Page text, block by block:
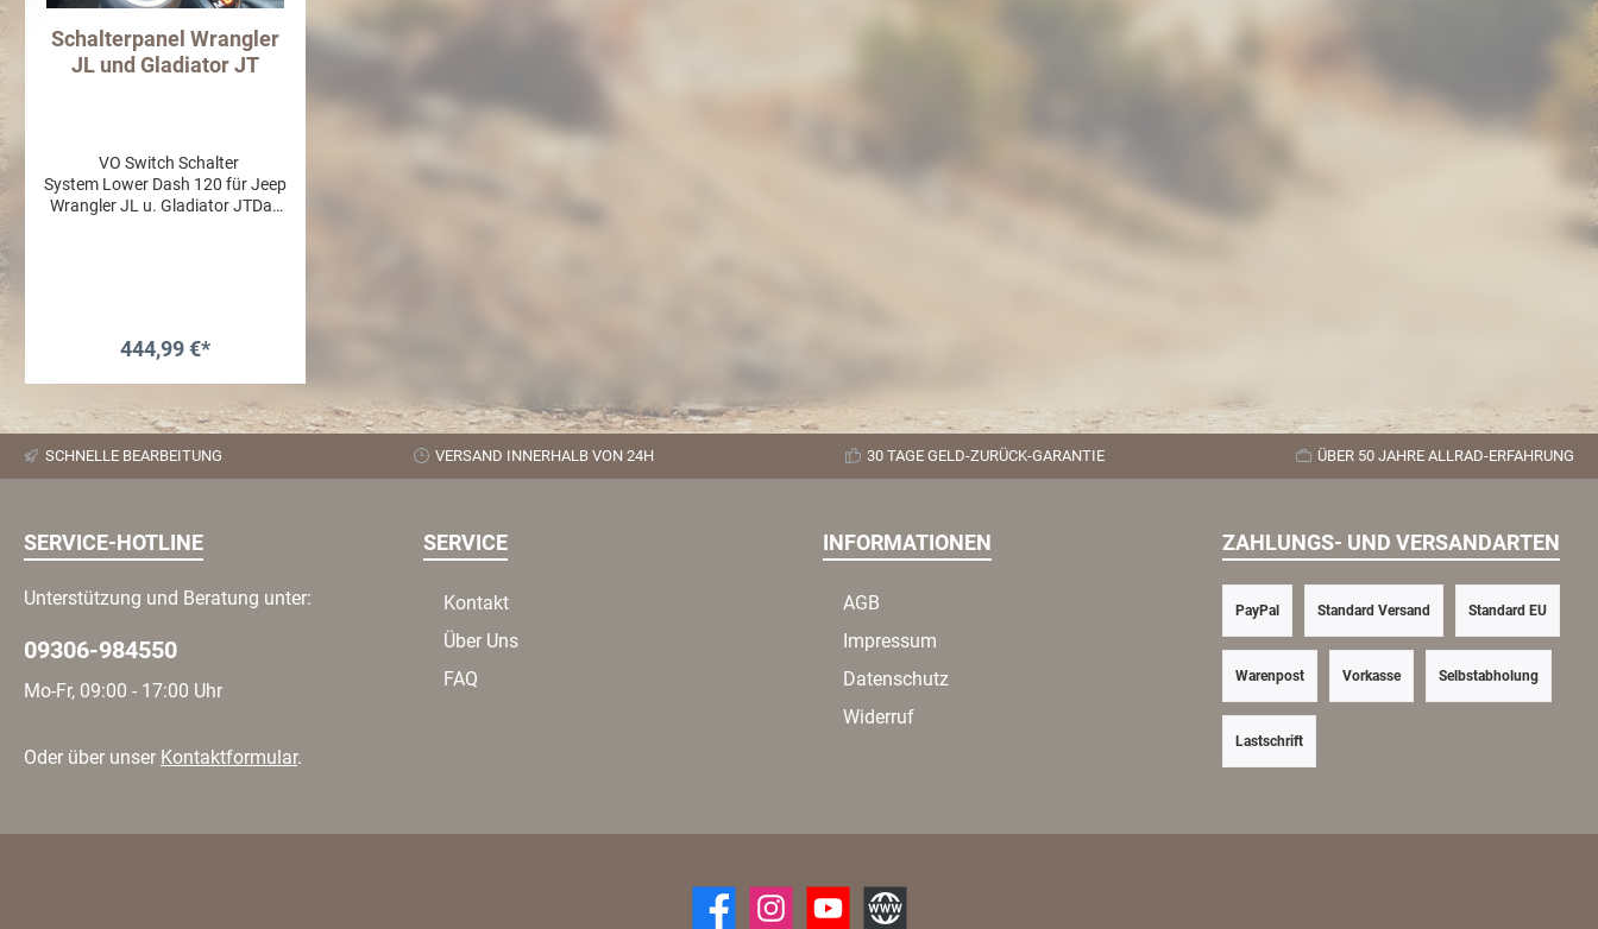
Schalterpanel Wrangler
JL und Gladiator JT
VO Switch Schalter
System Lower Dash 120 für Jeep
Wrangler JL u. Gladiator JTDas
verbaut, an das alle Verbraucher
noch ein Kabel in den Innenraum
Kabelsalat Alles wird von einem
Punkt gesteuert = Einfache
Montag Steuerung von bis zu 12
Umfrangreicher Stickerbogen
inklusive
444,99 €*
SCHNELLE BEARBEITUNG VERSAND INNERHALB VON 24H 30 TAGE GELD-ZURÜCK-GARANTIE ÜBER 50 JAHRE ALLRAD-ERFAHRUNG
SERVICE-HOTLINE
Unterstützung und Beratung unter:
09306-984550
Mo-Fr, 09:00 - 17:00 Uhr
Oder über unser Kontaktformular.
SERVICE
Kontakt
Über Uns
FAQ
INFORMATIONEN
AGB
Impressum
Datenschutz
Widerruf
ZAHLUNGS- UND VERSANDARTEN
Vorkasse
PayPal
Lastschrift
Standard Versand Standard EU
Warenpost Selbstabholung